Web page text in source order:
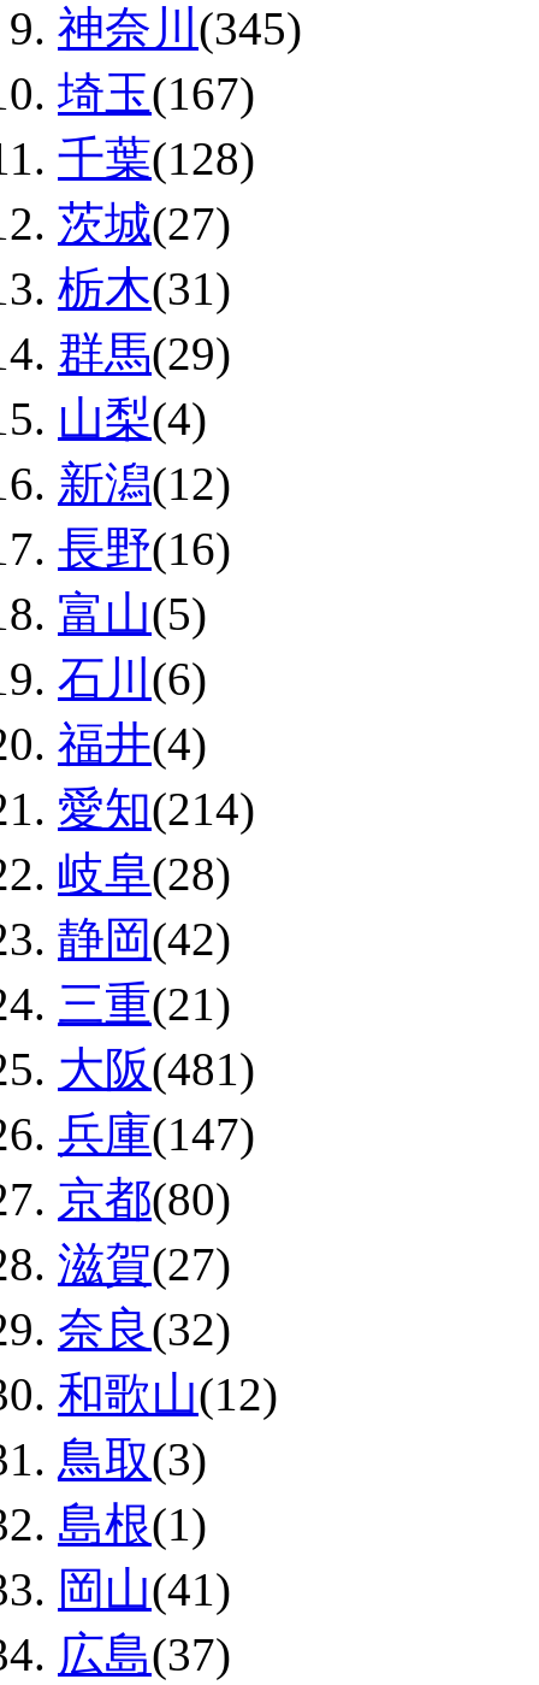
神奈川 (345)
埼玉(167)
千葉(128)
茨城(27)
栃木(31)
群馬(29)
山梨(4)
新潟(12)
長野(16)
富山(5)
石川 (6)
福井(4)
愛知(214)
岐阜(28)
静岡(42)
三重(21)
大阪(481)
兵庫(147)
京都(80)
滋賀(27)
奈良(32)
和歌山(12)
鳥取(3)
島根(1)
岡山(41)
広島(37)